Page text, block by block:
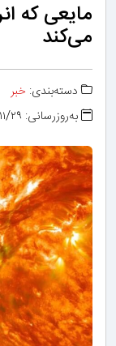
می‌کند
دسته‌بندی: خبر
به‌روزرسانی: ۱۳۹۸/۱۱/۲۹